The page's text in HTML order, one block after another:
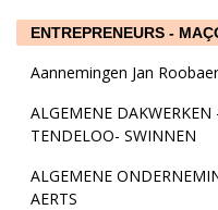
ENTREPRENEURS -
Aannemingen Jan
ALGEMENE DAKWERKEN
TENDELOO- SWINNEN
ALGEMENE
AERTS